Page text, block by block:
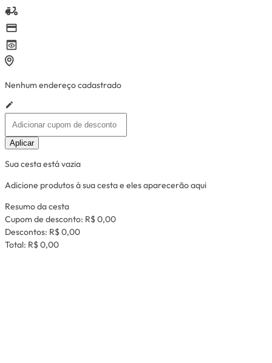
Nenhum endereço cadastrado
Aplicar
Sua cesta está vazia
Adicione produtos à sua cesta e eles aparecerão aqui
Resumo da cesta
Cupom de desconto: R$ 0,00
Descontos: R$ 0,00
Total: R$ 0,00